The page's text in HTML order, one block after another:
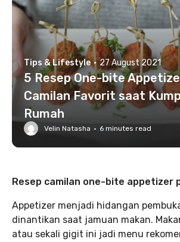
Tips & Lifestyle · 27 August 2021
5 Resep One-bite
Camilan Favorit saat
Rumah
Velin Natasha · 6 minutes read
Resep camilan one-bite appetizer
Appetizer menjadi hidangan
dinantikan saat jamuan makan.
atau sekali gigit ini jadi menu